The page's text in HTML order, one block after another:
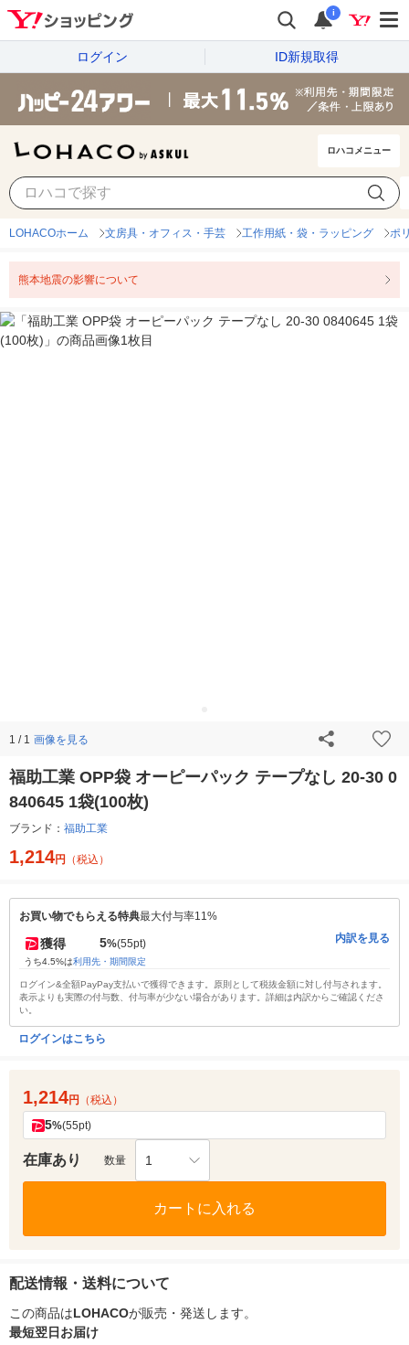
i
ログイン ID新規取得
ロハコメニュー
LOHACOホーム 文房具・オフィス・手芸 工作用紙・袋・ラッピング ポ
熊本地震の影響について
1 / 1 画像を見る
福助工業 OPP袋 オーピーパック テープなし 20-30 0
840645 1袋(100枚)
ブランド： 福助工業
1,214円 （税込）
お買い物でもらえる特典最大付与率11%
獲得 5%(55pt)
うち4.5%は利用先・期間限定
内訳を見る
ログイン&全額PayPay支払いで獲得できます。原則として税抜金額に対し付与されます。
表示よりも実際の付与数、付与率が少ない場合があります。詳細は内訳からご確認くださ
い。
ログインはこちら
1,214円 （税込）
5%(55pt)
在庫あり 数量 1
カートに入れる
配送情報・送料について
この商品はLOHACOが販売・発送します。
最短翌日お届け